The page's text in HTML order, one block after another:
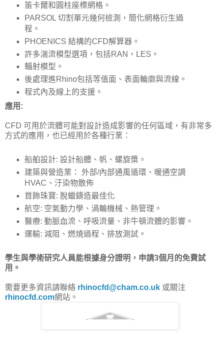
笛卡爾和圓柱座標網格。
PARSOL 切割單元幾何檢測，簡化網格衍生過
程。
PHOENICS 結構的CFD解算器。
許多湍流模型選項，包括RAN，LES。
輻射模型。
後處理進Rhino包括等值面、表面輪廓與流線。
程式內及線上的支援。
應用:
CFD 可用於流體可能對設計造成影響的任何區域，有非常多
方式的應用，也已經用於各種行業：
船舶設計: 設計船體、帆、螺旋槳。
建築與營造業： 外部/內部通風循環、暖通空調
HVAC、汙染物散佈
首飾珠寶: 脫蠟鑄造最佳化
航空: 空氣動力學、渦輪機械、熱管理。
醫療: 動脈血流、呼吸流量、非牛頓流體的影響。
運輸: 減阻、燃燒過程、排放測試。
學生與學術研究人員能根據身分證明，申請3個月的免費試
用。
需要更多資訊請聯絡 rhinocfd@cham.co.uk 或關注
rhinocfd.com網站。